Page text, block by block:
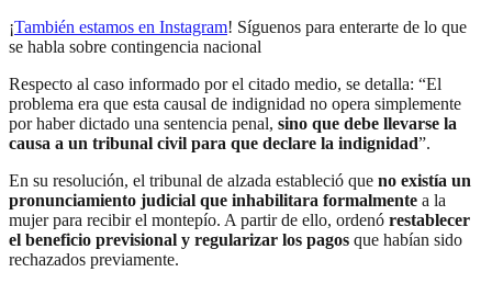
¡También estamos en Instagram! Síguenos para enterarte de lo que
se habla sobre contingencia nacional
Respecto al caso informado por el citado medio, se detalla: “El
problema era que esta causal de indignidad no opera simplemente
por haber dictado una sentencia penal, sino que debe llevarse la
causa a un tribunal civil para que declare la indignidad”.
En su resolución, el tribunal de alzada estableció que no existía un
pronunciamiento judicial que inhabilitara formalmente a la
mujer para recibir el montepío. A partir de ello, ordenó restablecer
el beneficio previsional y regularizar los pagos que habían sido
rechazados previamente.